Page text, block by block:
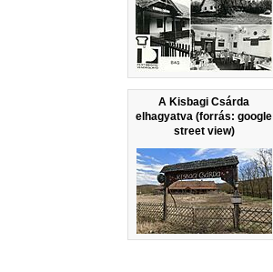
A Kisbagi Csárda
elhagyatva (forrás: google
street view)